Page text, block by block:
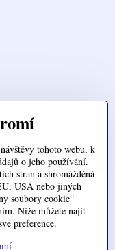
tohoto webu, k
o jeho používání.
stran a shromážděná
USA nebo jiných
soubory cookie“
Níže můžete najít
preference.